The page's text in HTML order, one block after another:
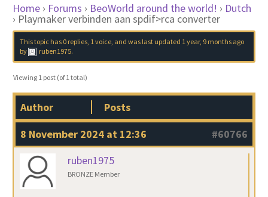
Home › Forums › BeoWorld around the world! › Dutch
› Playmaker verbinden aan spdif>rca converter
This topic has 0 replies, 1 voice, and was last updated 1 year, 9 months ago
by
ruben1975.
Viewing 1 post (of 1 total)
Author
Posts
8 November 2024 at 12:36
#60766
ruben1975
BRONZE Member